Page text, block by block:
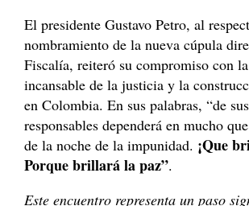
El presidente Gustavo Petro, al
nombramiento de la nueva cúpula
Fiscalía, reiteró su compromiso con
incansable de la justicia y la
en Colombia. En sus palabras, “de
responsables dependerá en mucho
de la noche de la impunidad. ¡Que
Porque brillará la paz”.
Este encuentro representa un paso